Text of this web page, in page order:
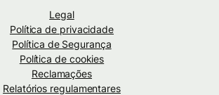
Legal
Política de privacidade
Política de Segurança
Política de cookies
Reclamações
Relatórios regulamentares